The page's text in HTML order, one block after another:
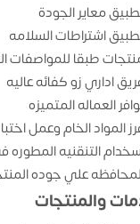
معاير الجودة
اشتراطات السلامه
طبقا للمواصفات
اداري زو كفائه عاليه
العماله المتميزه
المواد الخام وعمل
التنقنيه المطوره
علي جوده
والمنتجات